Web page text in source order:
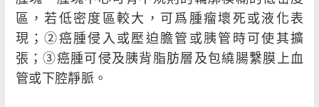
區，若低密度區較大，可爲腫瘤壞死或液化表
現；②癌腫侵入或壓迫膽管或胰管時可使其擴
張；③癌腫可侵及胰背脂肪層及包繞腸繫膜上血
管或下腔靜脈。